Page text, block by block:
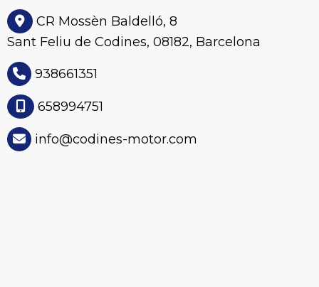
CR Mossèn Baldelló, 8
Sant Feliu de Codines, 08182, Barcelona
938661351
658994751
info codines-motor.com